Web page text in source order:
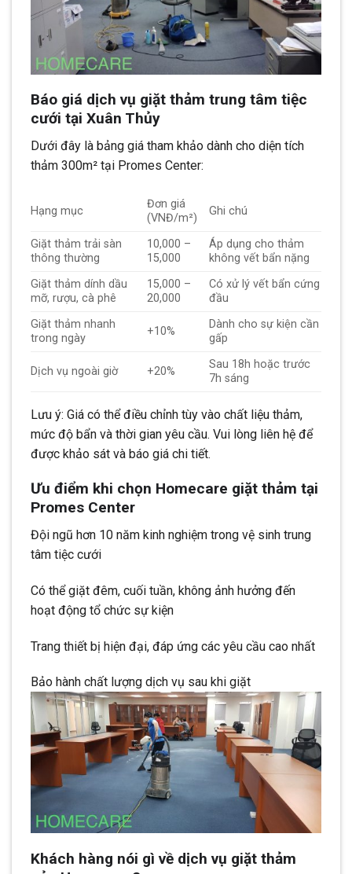
Báo giá dịch vụ giặt thảm trung tâm tiệc
cưới tại Xuân Thủy
Dưới đây là bảng giá tham khảo dành cho diện tích
thảm 300m² tại Promes Center:
Hạng mục
Đơn giá
(VNĐ/m²)
Ghi chú
Giặt thảm trải sàn
thông thường
10,000 –
15,000
Áp dụng cho thảm
không vết bẩn nặng
Giặt thảm dính dầu
mỡ, rượu, cà phê
15,000 –
20,000
Có xử lý vết bẩn cứng
đầu
Giặt thảm nhanh
trong ngày
+10%
Dành cho sự kiện cần
gấp
Dịch vụ ngoài giờ +20%
Sau 18h hoặc trước
7h sáng
Lưu ý: Giá có thể điều chỉnh tùy vào chất liệu thảm,
mức độ bẩn và thời gian yêu cầu. Vui lòng liên hệ để
được khảo sát và báo giá chi tiết.
Ưu điểm khi chọn Homecare giặt thảm tại
Promes Center
Đội ngũ hơn 10 năm kinh nghiệm trong vệ sinh trung
tâm tiệc cưới
Có thể giặt đêm, cuối tuần, không ảnh hưởng đến
hoạt động tổ chức sự kiện
Trang thiết bị hiện đại, đáp ứng các yêu cầu cao nhất
Bảo hành chất lượng dịch vụ sau khi giặt
Khách hàng nói gì về dịch vụ giặt thảm